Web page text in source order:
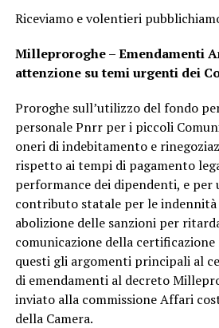
Riceviamo e volentieri
Milleproroghe – Emendamenti
attenzione su temi urgenti dei
Proroghe sull’utilizzo del fondo
personale Pnrr per i piccoli
oneri di indebitamento e
rispetto ai tempi di pagamento
performance dei dipendenti, e per
contributo statale per le indennità
abolizione delle sanzioni per
comunicazione della certificazione
questi gli argomenti principali al
di emendamenti al decreto
inviato alla commissione Affari
della Camera.